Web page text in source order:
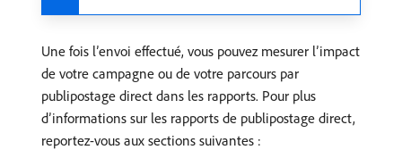
Une fois l’envoi effectué, vous pouvez mesurer l’impact
de votre campagne ou de votre parcours par
publipostage direct dans les rapports. Pour plus
d’informations sur les rapports de publipostage direct,
reportez-vous aux sections suivantes :